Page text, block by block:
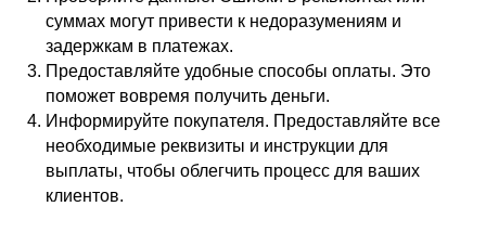
суммах могут привести к недоразумениям и
задержкам в платежах.
Предоставляйте удобные способы оплаты. Это
поможет вовремя получить деньги.
Информируйте покупателя. Предоставляйте все
необходимые реквизиты и инструкции для
выплаты, чтобы облегчить процесс для ваших
клиентов.